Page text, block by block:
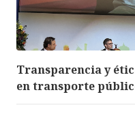
Transparencia y
en transporte